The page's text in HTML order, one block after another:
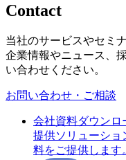
Contact
当社のサービスやセミ
企業情報やニュース、
い合わせください。
お問い合わせ・ご相談
会社資料ダウンロ
提供ソリューショ
料をご提供します